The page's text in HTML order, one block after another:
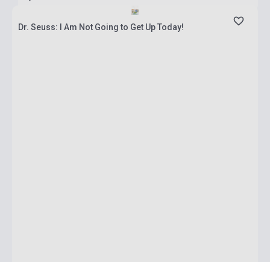
Dr. Seuss: I Am Not Going to Get Up Today!